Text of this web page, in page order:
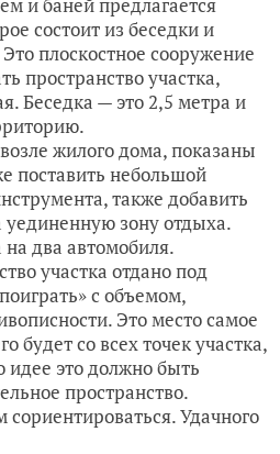
состоит из беседки и
плоскостное сооружение
пространство участка,
Беседка — это 2,5 метра и
жилого дома, показаны
поставить небольшой
также добавить
зону отдыха.
два автомобиля.
участка отдано под
с объемом,
Это место самое
будет со всех точек участка,
идее это должно быть
пространство.
Удачного